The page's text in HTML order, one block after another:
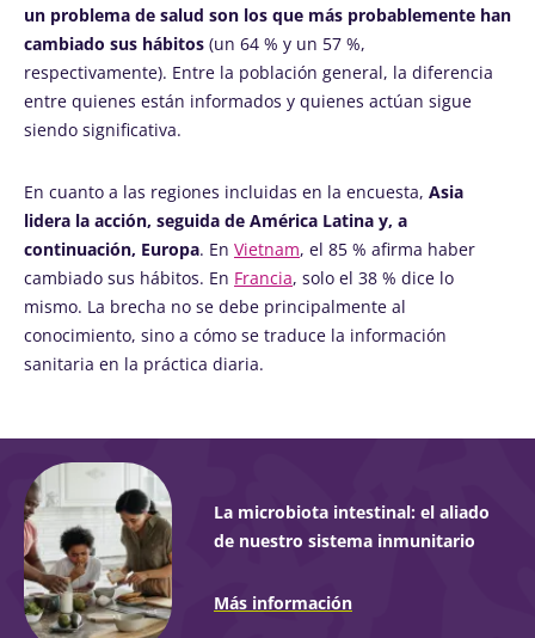
un problema de salud son los que más probablemente han
cambiado sus hábitos (un 64 % y un 57 %,
respectivamente). Entre la población general, la diferencia
entre quienes están informados y quienes actúan sigue
siendo significativa.
En cuanto a las regiones incluidas en la encuesta, Asia
lidera la acción, seguida de América Latina y, a
continuación, Europa. En Vietnam, el 85 % afirma haber
cambiado sus hábitos. En Francia, solo el 38 % dice lo
mismo. La brecha no se debe principalmente al
conocimiento, sino a cómo se traduce la información
sanitaria en la práctica diaria.
La microbiota intestinal: el aliado
de nuestro sistema inmunitario
Más información